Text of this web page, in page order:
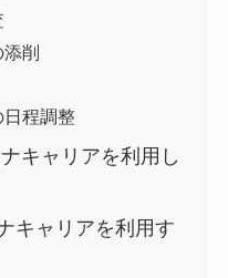
添削
程調整
キャリアを利用し
キャリアを利用す